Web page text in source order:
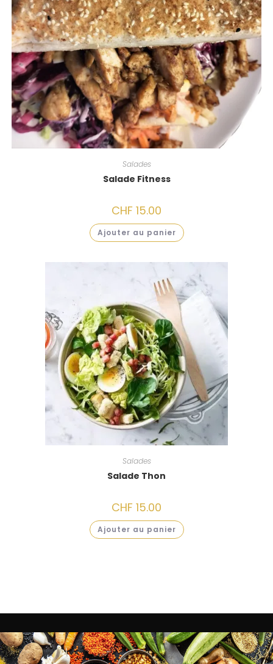
Salades
Salade Fitness
CHF 15.00
Ajouter au panier
Salades
Salade Thon
CHF 15.00
Ajouter au panier